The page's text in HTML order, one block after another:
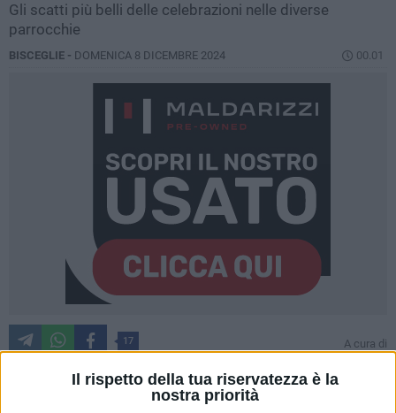
Il rispetto della tua riservatezza è la
nostra priorità
Gli scatti più belli delle celebrazioni nelle diverse
parrocchie
BISCEGLIE - DOMENICA 8 DICEMBRE 2024 00.01
17
A cura di